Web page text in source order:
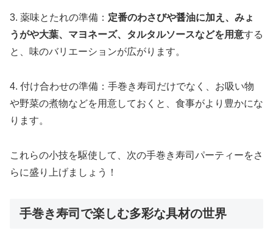
3. 薬味とたれの準備： 定番のわさびや醤油に加え、みょ
うがや大葉、マヨネーズ、タルタルソースなどを用意する
と、味のバリエーションが広がります。
4. 付け合わせの準備：手巻き寿司だけでなく、お吸い物
や野菜の煮物などを用意しておくと、食事がより豊かにな
ります。
これらの小技を駆使して、次の手巻き寿司パーティーをさ
らに盛り上げましょう！
手巻き寿司で楽しむ多彩な具材の世界